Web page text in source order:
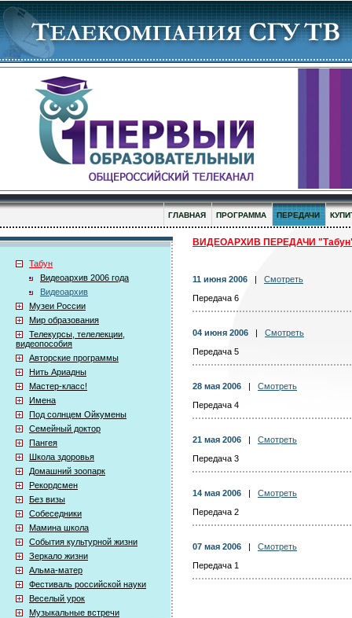
ГЛАВНАЯ ПРОГРАММА ПЕРЕДАЧИ
Табун
Видеоархив 2006 года
Видеоархив
Музеи России
Мир образования
Телекурсы, телелекции,
видеопособия
Авторские программы
Нить Ариадны
Мастер-класс!
Имена
Под солнцем Ойкумены
Семейный доктор
Пангея
Школа здоровья
Домашний зоопарк
Рекордсмен
Без визы
Собеседники
Мамина школа
События культурной жизни
Зеркало жизни
Альма-матер
Фестиваль российской науки
Веселый урок
Музыкальные встречи
ВИДЕОАРХИВ ПЕРЕДАЧИ
11 июня 2006
Смотреть
Передача 6
04 июня 2006
Смотреть
Передача 5
28 мая 2006
Смотреть
Передача 4
21 мая 2006
Смотреть
Передача 3
14 мая 2006
Смотреть
Передача 2
07 мая 2006
Смотреть
Передача 1